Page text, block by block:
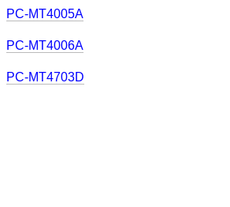
PC-MT4005A
PC-MT4006A
PC-MT4703D